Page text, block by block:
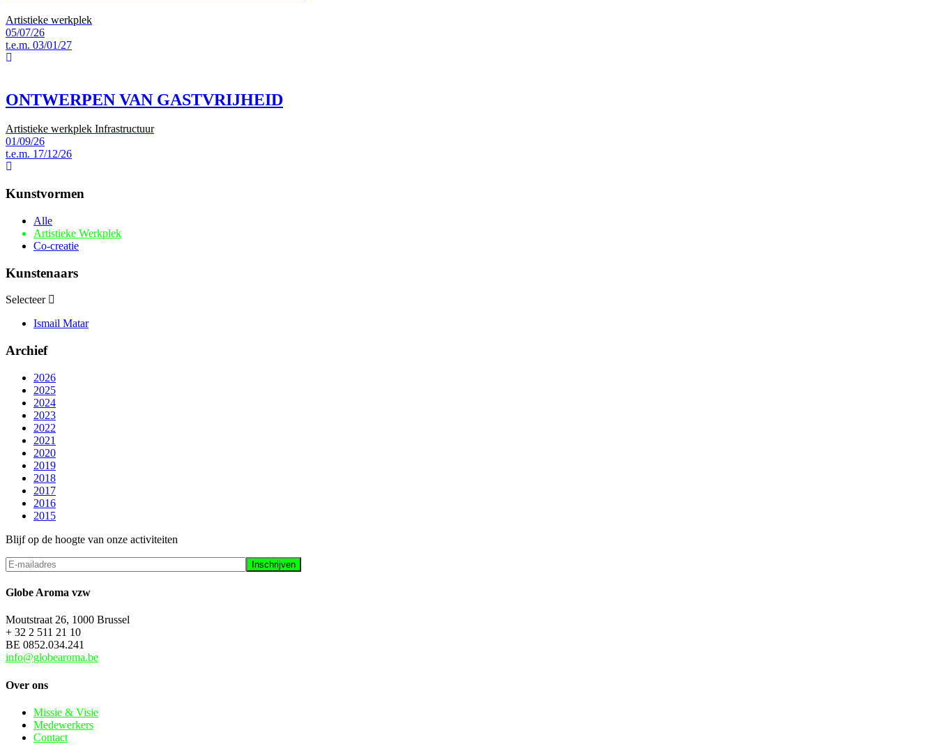
Artistieke werkplek
05/07/26
t.e.m. 03/01/27
ONTWERPEN VAN GASTVRIJHEID
Artistieke werkplek Infrastructuur
01/09/26
t.e.m. 17/12/26
Kunstvormen
Alle
Artistieke Werkplek
Co-creatie
Kunstenaars
Selecteer
Ismail Matar
Archief
2026
2025
2024
2023
2022
2021
2020
2019
2018
2017
2016
2015
Blijf op de hoogte van onze activiteiten
Globe Aroma vzw
Moutstraat 26, 1000 Brussel
+ 32 2 511 21 10
BE 0852.034.241
info@globearoma.be
Over ons
Missie & Visie
Medewerkers
Contact